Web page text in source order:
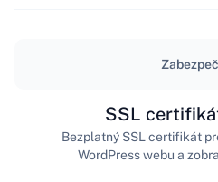
SSL
Bezplatný SSL certifikát
WordPress webu a